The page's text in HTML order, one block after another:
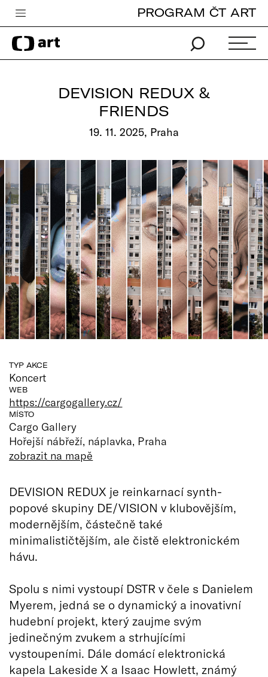
Česká televize
Zpravodajství
Vše o ČT
PROGRAM ČT ART
DEVISION REDUX &
FRIENDS
19. 11. 2025, Praha
TYP AKCE
Koncert
WEB
https://cargogallery.cz/
MÍSTO
Cargo Gallery
Hořejší nábřeží, náplavka, Praha
zobrazit na mapě
DEVISION REDUX je reinkarnací synth-
popové skupiny DE/VISION v klubovějším,
modernějším, částečně také
minimalističtějším, ale čistě elektronickém
hávu.
Spolu s nimi vystoupí DSTR v čele s Danielem
Myerem, jedná se o dynamický a inovativní
hudební projekt, který zaujme svým
jedinečným zvukem a strhujícími
vystoupeními. Dále domácí elektronická
kapela Lakeside X a Isaac Howlett, známý